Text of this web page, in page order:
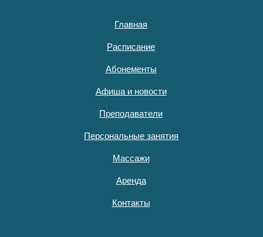
Главная
Расписание
Абонементы
Афиша и новости
Преподаватели
Персональные занятия
Контакты
Аренда
Массажи